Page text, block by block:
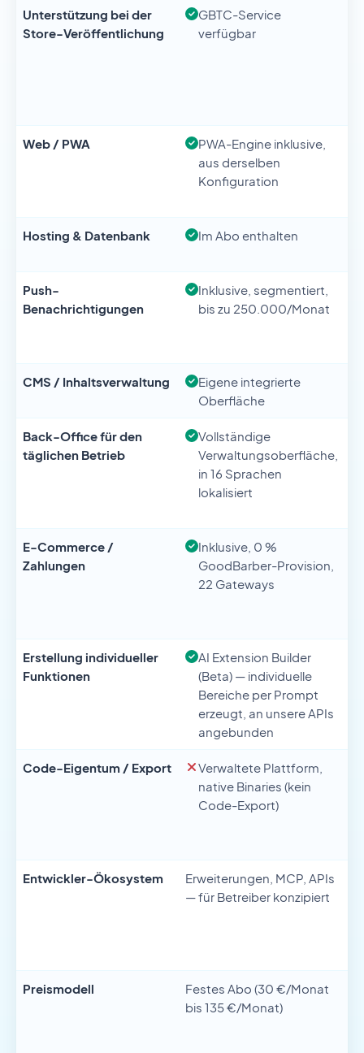
Unterstützung bei der
Store-Veröffentlichung
GBTC-Service
verfügbar
Web / PWA
PWA-Engine inklusive,
aus derselben
Konfiguration
Hosting & Datenbank Im Abo enthalten
Push-
Benachrichtigungen
Inklusive, segmentiert,
bis zu 250.000/Monat
CMS / Inhaltsverwaltung
Eigene integrierte
Oberfläche
Back-Office für den
täglichen Betrieb
Vollständige
Verwaltungsoberfläche,
in 16 Sprachen
lokalisiert
E-Commerce /
Zahlungen
Inklusive, 0 %
GoodBarber-Provision,
22 Gateways
Erstellung individueller
Funktionen
AI Extension Builder
(Beta) — individuelle
Bereiche per Prompt
erzeugt, an unsere APIs
angebunden
Code-Eigentum / Export
Verwaltete Plattform,
native Binaries (kein
Code-Export)
Entwickler-Ökosystem
Erweiterungen, MCP, APIs
— für Betreiber konzipiert
Preismodell
Festes Abo (30 €/Monat
bis 135 €/Monat)